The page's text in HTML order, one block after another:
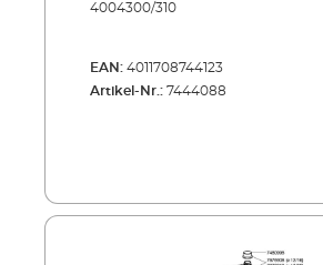
4004300/310
EAN: 4011708744123
Artikel-Nr.: 7444088